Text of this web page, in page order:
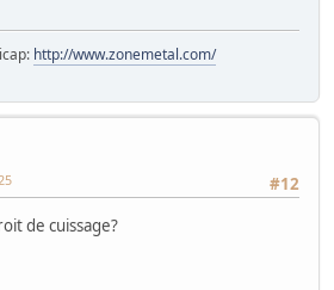
http://www.zonemetal.com/
#12
de cuissage?